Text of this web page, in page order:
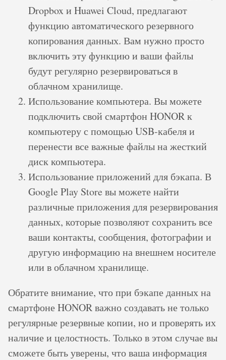
Dropbox и Huawei Cloud, предлагают
функцию автоматического резервного
копирования данных. Вам нужно просто
включить эту функцию и ваши файлы
будут регулярно резервироваться в
облачном хранилище.
Использование компьютера. Вы можете
подключить свой смартфон HONOR к
компьютеру с помощью USB-кабеля и
перенести все важные файлы на жесткий
диск компьютера.
Использование приложений для бэкапа. В
Google Play Store вы можете найти
различные приложения для резервирования
данных, которые позволяют сохранить все
ваши контакты, сообщения, фотографии и
другую информацию на внешнем носителе
или в облачном хранилище.
Обратите внимание, что при бэкапе данных на
смартфоне HONOR важно создавать не только
регулярные резервные копии, но и проверять их
наличие и целостность. Только в этом случае вы
сможете быть уверены, что ваша информация